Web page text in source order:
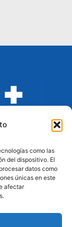
como las
del dispositivo. El
datos como
únicas en este
afectar